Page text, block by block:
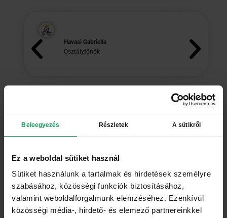
Beleegyezés Részletek A sütikről
Ez a weboldal sütiket használ
Sütiket használunk a tartalmak és hirdetések személyre
szabásához, közösségi funkciók biztosításához,
valamint weboldalforgalmunk elemzéséhez. Ezenkívül
közösségi média-, hirdető- és elemező partnereinkkel
Havasi Gabriella
Osztályfőnök
részletekért kattintson ide!
Miért az osztálykirándulás.hu
keresztül rendeld meg a
szállásod?